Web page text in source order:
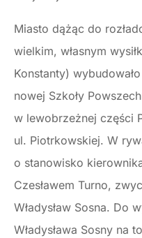
Miasto dążąc do
wielkim, własnym
Konstanty)
nowej Szkoły
w lewobrzeżnej części
ul. Piotrkowskiej. W
o stanowisko
Czesławem Turno,
Władysław Sosna. Do
Władysława Sosny na